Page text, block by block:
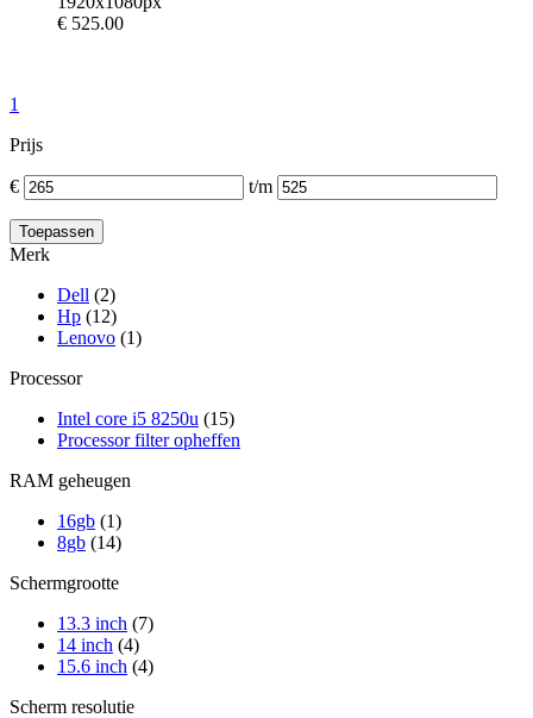
€ 525.00
1
Prijs
€ t/m
Merk
Dell (2)
Hp (12)
Lenovo (1)
Processor
Intel core i5 8250u (15)
Processor filter opheffen
RAM geheugen
16gb (1)
8gb (14)
Schermgrootte
13.3 inch (7)
14 inch (4)
15.6 inch (4)
Scherm resolutie